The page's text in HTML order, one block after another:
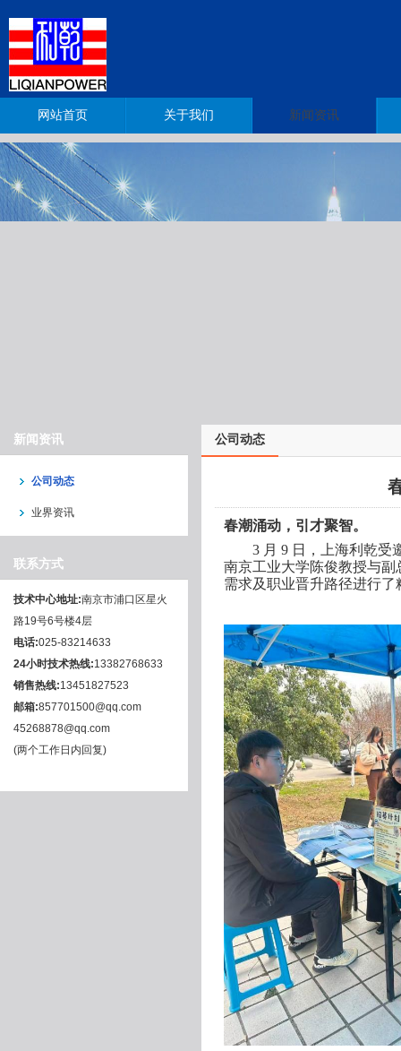
网站首页 关于我们 新闻资讯
新闻资讯
公司动态
业界资讯
联系方式
技术中心地址:南京市浦口区星火
路19号6号楼4层
电话:025-83214633
24小时技术热线:13382768633
销售热线:13451827523
邮箱:857701500@qq.com
45268878@qq.com
(两个工作日内回复)
公司动态
春潮涌动，引才聚智。
3 月 9 日，上海利乾受
南京工业大学陈俊教授与副
需求及职业晋升路径进行